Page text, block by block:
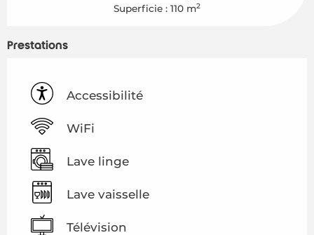
Superficie : 110 m2
Prestations
Accessibilité
WiFi
Lave linge
Lave vaisselle
Télévision